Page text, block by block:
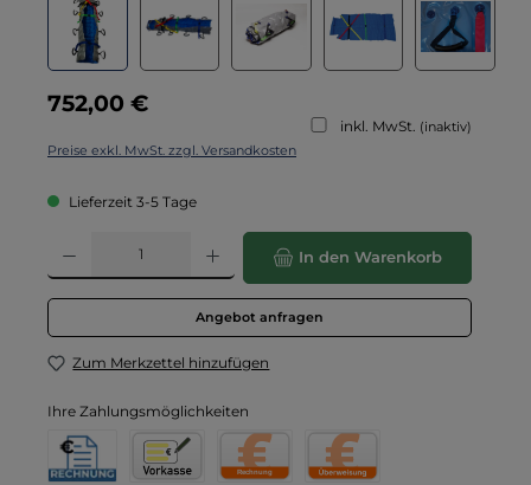
Regulärer Preis:
752,00 €
inkl. MwSt. (inaktiv)
Preise exkl. MwSt. zzgl. Versandkosten
Lieferzeit 3-5 Tage
Produkt Anzahl: Gib den gewünschten Wert ein oder benutze die
In den Warenkorb
Angebot anfragen
Zum Merkzettel hinzufügen
Ihre Zahlungsmöglichkeiten